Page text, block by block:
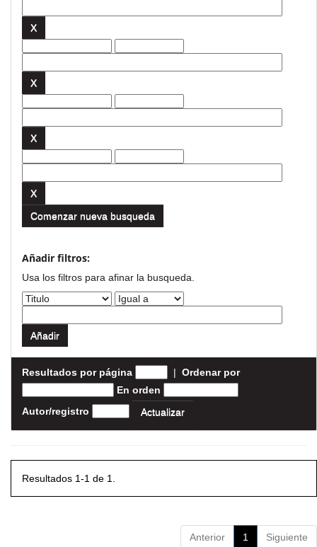
Comenzar nueva busqueda
Añadir filtros:
Usa los filtros para afinar la busqueda.
Resultados por página | Ordenar por
En orden
Autor/registro
Resultados 1-1 de 1.
Anterior 1 Siguiente